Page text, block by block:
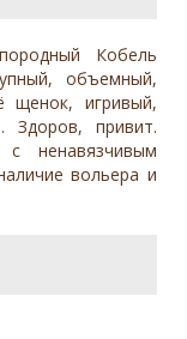
Кобель
объемный,
щенок, игривый,
Здоров, привит.
ненавязчивым
вольера и